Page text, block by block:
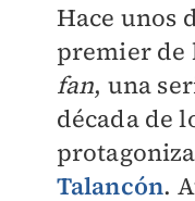
Hace unos
premier de
fan, una
década de
Talancón.